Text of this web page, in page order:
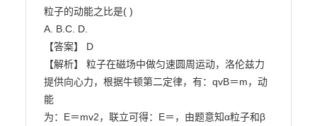
粒子的动能之比是( )
A. B.C. D.
【答案】 D
【解析】 粒子在磁场中做匀速圆周运动，洛伦兹力
提供向心力，根据牛顿第二定律，有：qvB＝m，动
能
为：E＝mv2，联立可得：E＝，由题意知α粒子和β